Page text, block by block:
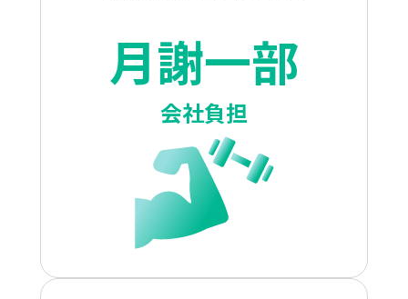
月謝一部
会社負担